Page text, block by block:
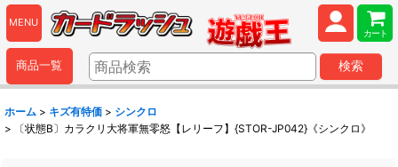
MENU
カート
商品一覧 検索
ホーム > キズ有特価 > シンクロ
>
〔状態B〕カラクリ大将軍無零怒【レリーフ】{STOR-JP042}《シンクロ》